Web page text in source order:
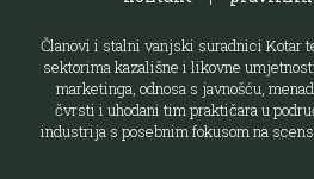
Članovi i stalni vanjski suradnici Kotar
sektorima kazališne i likovne
marketinga, odnosa s javnošću,
čvrsti i uhodani tim praktičara u
industrija s posebnim fokusom na